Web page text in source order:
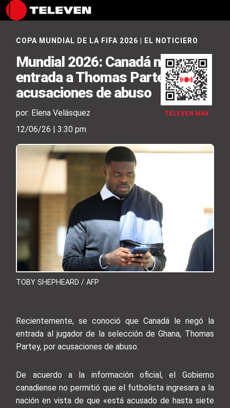
TELEVEN MAX
COPA MUNDIAL DE LA FIFA 2026 EL NOTICIERO
Mundial 2026: Canadá negó la
entrada a Thomas Partey por
acusaciones de abuso
por: Elena Velásquez
12/06/26 | 3:30 pm
TOBY SHEPHEARD / AFP
Recientemente, se conoció que Canadá le negó la
entrada al jugador de la selección de Ghana, Thomas
Partey, por acusaciones de abuso.
De acuerdo a la información oficial, el Gobierno
canadiense no permitió que el futbolista ingresara a la
nación en vista de que «está acusado de hasta siete